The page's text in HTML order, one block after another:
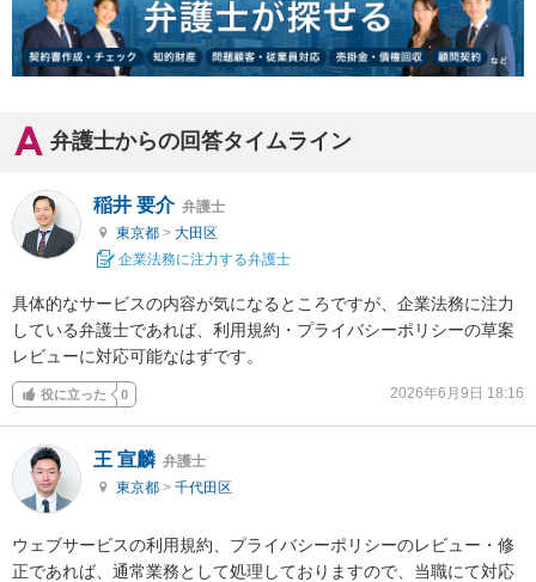
弁護士からの回答タイムライン
稲井 要介 弁護士
東京都 > 大田区
企業法務に注力する弁護士
具体的なサービスの内容が気になるところですが、企業法務に注力
している弁護士であれば、利用規約・プライバシーポリシーの草案
レビューに対応可能なはずです。
役に立った 0 2026年6月9日 18:16
王 宣麟 弁護士
東京都 > 千代田区
ウェブサービスの利用規約、プライバシーポリシーのレビュー・修
正であれば、通常業務として処理しておりますので、当職にて対応